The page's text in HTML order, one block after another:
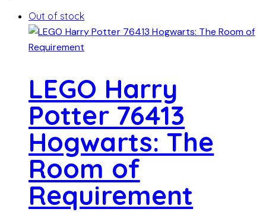
Out of stock
LEGO Harry
Potter 76413
Hogwarts: The
Room of
Requirement